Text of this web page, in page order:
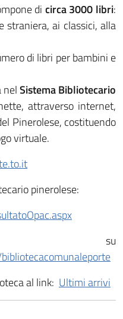
di circa 3000 libri:
straniera, ai classici, alla
di libri per bambini e
nelSistema Bibliotecario
attraverso internet,
Pinerolese, costituendo
virtuale.
pinerolese:
su
al link: Ultimi arrivi